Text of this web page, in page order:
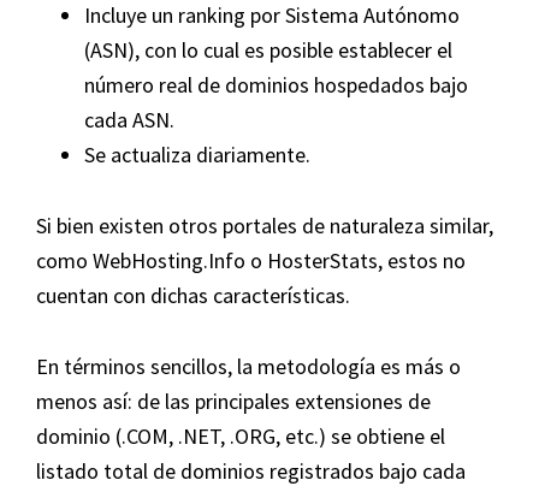
Incluye un ranking por Sistema Autónomo
(ASN), con lo cual es posible establecer el
número real de dominios hospedados bajo
cada ASN.
Se actualiza diariamente.
Si bien existen otros portales de naturaleza similar,
como WebHosting.Info o HosterStats, estos no
cuentan con dichas características.
En términos sencillos, la metodología es más o
menos así: de las principales extensiones de
dominio (.COM, .NET, .ORG, etc.) se obtiene el
listado total de dominios registrados bajo cada